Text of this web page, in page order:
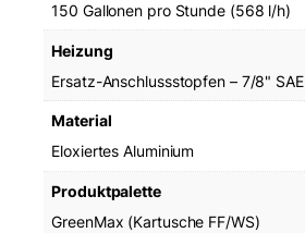
150 Gallonen pro Stunde (568 l/h)
Heizung
Ersatz-Anschlussstopfen – 7/8" SAE
Material
Eloxiertes Aluminium
Produktpalette
GreenMax (Kartusche FF/WS)